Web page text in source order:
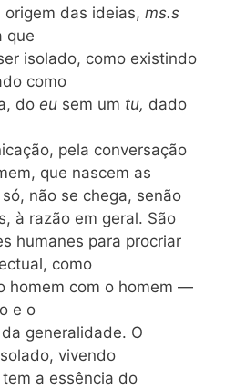
origem das ideias, ms.s
que
isolado, como existindo
como
do eu sem um tu, dado
pela conversação
que nascem as
não se chega, senão
à razão em geral. São
humanes para procriar
como
homem com o homem —
e o
generalidade. O
vivendo
a essência do